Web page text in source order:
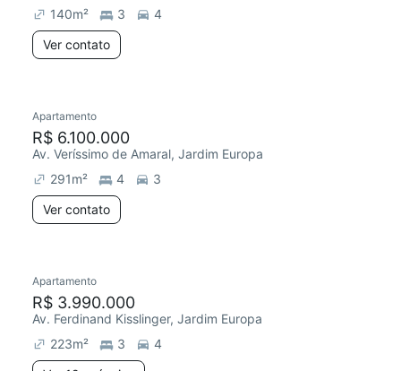
140m² 3
4
Ver contato
Apartamento
R$ 6.100.000
Av. Veríssimo de Amaral, Jardim Europa
291m² 4
3
Ver contato
Apartamento
R$ 3.990.000
Av. Ferdinand Kisslinger, Jardim Europa
223m² 3
4